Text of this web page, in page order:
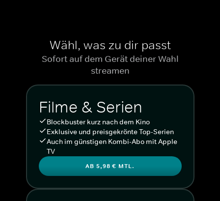
Wähl, was zu dir passt
Sofort auf dem Gerät deiner Wahl
streamen
Filme & Serien
Blockbuster kurz nach dem Kino
Exklusive und preisgekrönte Top-Serien
Auch im günstigen Kombi-Abo mit Apple
TV
AB 5,98 € MTL.